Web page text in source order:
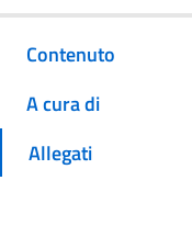
Contenuto
A cura di
Allegati